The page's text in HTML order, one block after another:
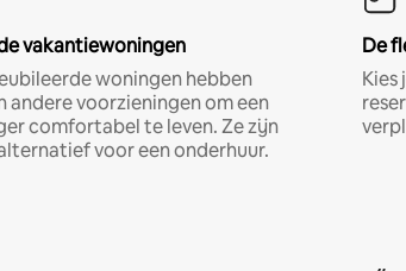
vakantiewoningen
woningen hebben
andere voorzieningen om een
comfortabel te leven. Ze zijn
voor een onderhuur.
De
Kies